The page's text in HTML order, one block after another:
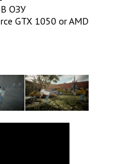
ОЗУ
GTX 1050 or AMD